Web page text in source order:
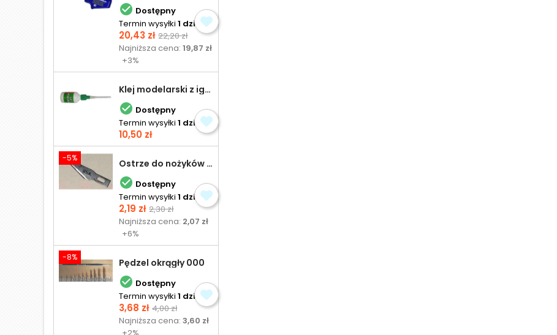
 Dostępny
Termin wysyłki 1 dzień
Cena
20,43 zł Cena
podstawowa
22,20 zł
Najniższa cena:19,87 zł
+3%
Klej modelarski z igłą 30 ml
 Dostępny
Termin wysyłki 1 dzień
Cena
10,50 zł
-5% Ostrze do nożyków Excel
 Dostępny
Termin wysyłki 1 dzień
Cena
2,19 zł Cena
podstawowa
2,30 zł
Najniższa cena: 2,07 zł
+6%
-8% Pędzel okrągły 000
 Dostępny
Termin wysyłki 1 dzień
Cena
3,68 zł Cena
podstawowa
4,00 zł
Najniższa cena:3,60 zł